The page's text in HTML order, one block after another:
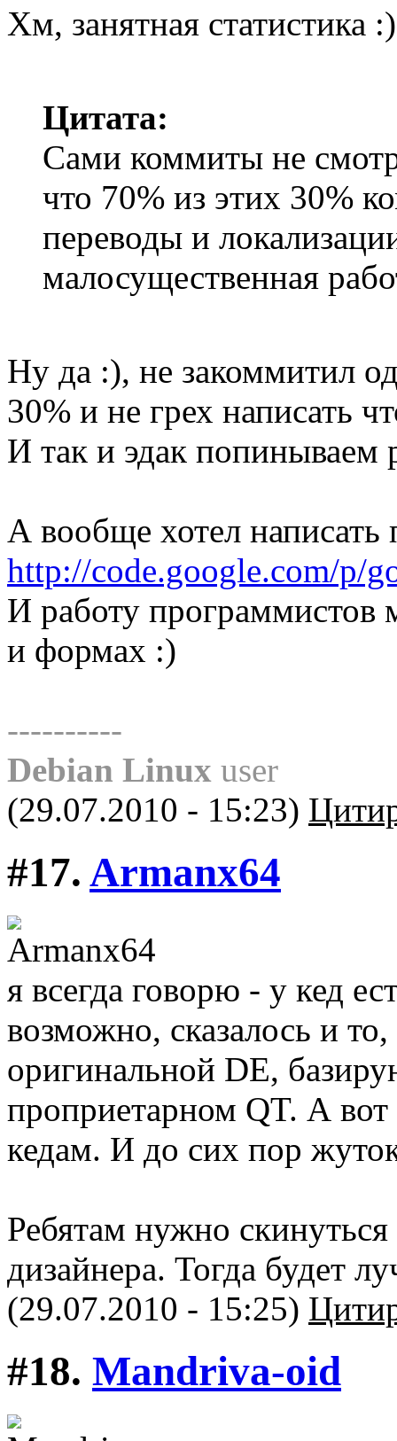
Хм, занятная статистика :)
Цитата:
Сами коммиты не
что 70% из этих 30%
переводы и
малосущественная
Ну да :), не закоммитил
30% и не грех написать
И так и эдак попинываем
А вообще хотел написать
http://code.google.com/p/
И работу программистов
и формах :)
----------
Debian Linux user
(29.07.2010 - 15:23)
#17. Armanx64
я всегда говорю - у кед
возможно, сказалось и
оригинальной DE,
проприетарном QT. А
кедам. И до сих пор
Ребятам нужно
дизайнера. Тогда будет
(29.07.2010 - 15:25)
#18. Mandriva-oid